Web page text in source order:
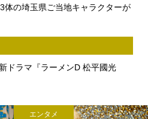
の埼玉県ご当地キャラクターが
ラマ『ラーメンD 松平國光
エンタメ